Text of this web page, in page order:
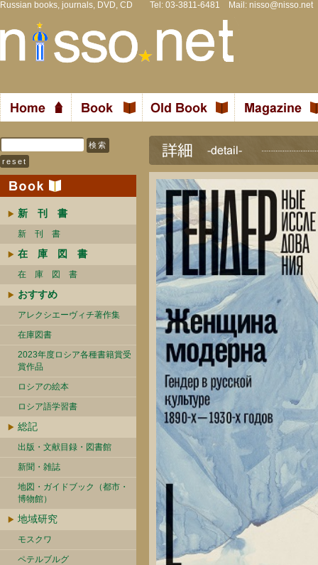
Russian books, journals, DVD, CD Tel: 03-3811-6481 Mail: nisso@nisso.net
新 刊 書
新 刊 書
在 庫 図 書
在 庫 図 書
おすすめ
アレクシエーヴィチ著作集
在庫図書
2023年度ロシア各種書籍賞受
賞作品
ロシアの絵本
ロシア語学習書
総記
出版・文献目録・図書館
新聞・雑誌
地図・ガイドブック（都市・
博物館）
地域研究
モスクワ
ペテルブルグ